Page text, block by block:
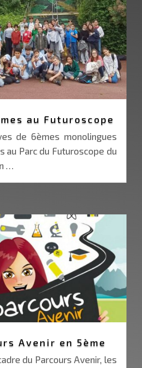
au Futuroscope
de 6èmes monolingues
au Parc du Futuroscope du
…
Avenir en 5ème
du Parcours Avenir, les